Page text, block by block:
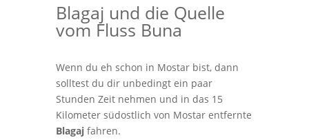
Blagaj und die Quelle
vom Fluss Buna
Wenn du eh schon in Mostar bist, dann
solltest du dir unbedingt ein paar
Stunden Zeit nehmen und in das 15
Kilometer südostlich von Mostar entfernte
Blagajfahren.